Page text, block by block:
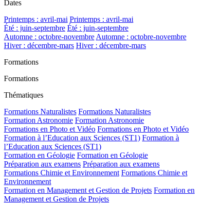
Dates
Printemps : avril-mai Printemps : avril-mai
Été : juin-septembre Été : juin-septembre
Automne : octobre-novembreAutomne : octobre-novembre
Hiver : décembre-mars Hiver : décembre-mars
Formations
Formations
Thématiques
Formations Naturalistes Formations Naturalistes
Formation Astronomie Formation Astronomie
Formations en Photo et Vidéo Formations en Photo et Vidéo
Formation à l’Education aux Sciences (ST1) Formation à
l’Education aux Sciences (ST1)
Formation en Géologie Formation en Géologie
Préparation aux examens Préparation aux examens
Formations Chimie et Environnement Formations Chimie et
Environnement
Formation en Management et Gestion de Projets Formation en
Management et Gestion de Projets